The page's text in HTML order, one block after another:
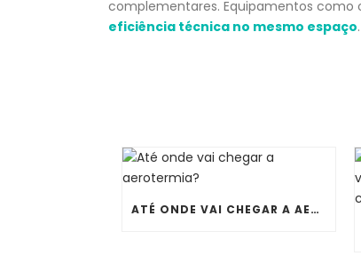
complementares. Equipamentos como
eficiência técnica no mesmo espaço
ATÉ ONDE VAI CHEGAR A AEROTERMIA?